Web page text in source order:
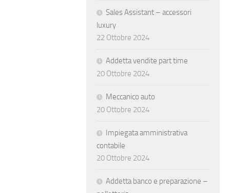
Sales Assistant – accessori
luxury
22 Ottobre 2024
Addetta vendite part time
20 Ottobre 2024
Meccanico auto
20 Ottobre 2024
Impiegata amministrativa
contabile
20 Ottobre 2024
Addetta banco e preparazione –